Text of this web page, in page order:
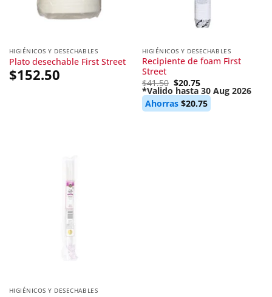
HIGIÉNICOS Y DESECHABLES
Plato desechable First Street
$152.50
HIGIÉNICOS Y DESECHABLES
Recipiente de foam First
Street
$41.50 Original
price
was:
$41.50.
$20.75
*Valido hasta 30 Aug 2026
Current
price
is:
Ahorras $20.75
HIGIÉNICOS Y DESECHABLES